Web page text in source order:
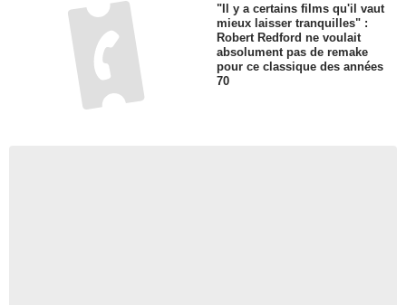
"Il y a certains films qu'il vaut
mieux laisser tranquilles" :
Robert Redford ne voulait
absolument pas de remake
pour ce classique des années
70